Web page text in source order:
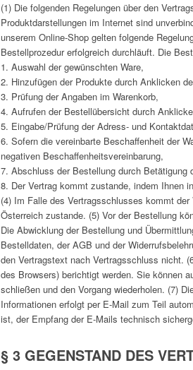
(1) Die folgenden Regelungen über den
Produktdarstellungen im Internet sind
unserem Online-Shop gelten folgende
Bestellprozedur erfolgreich durchläuft. Die
1. Auswahl der gewünschten Ware,
2. Hinzufügen der Produkte durch Anklicken
3. Prüfung der Angaben im Warenkorb,
4. Aufrufen der Bestellübersicht durch
5. Eingabe/Prüfung der Adress- und
6. Sofern die vereinbarte Beschaffenheit der
negativen Beschaffenheitsvereinbarung,
7. Abschluss der Bestellung durch Betätigung
8. Der Vertrag kommt zustande, indem Ihnen
(4) Im Falle des Vertragsschlusses kommt
Österreich zustande. (5) Vor der Bestellung
Die Abwicklung der Bestellung und
Bestelldaten, der AGB und der
den Vertragstext nach Vertragsschluss nicht.
des Browsers) berichtigt werden. Sie können
schließen und den Vorgang wiederholen. (7)
Informationen erfolgt per E-Mail zum Teil
ist, der Empfang der E-Mails technisch
§ 3 GEGENSTAND DES